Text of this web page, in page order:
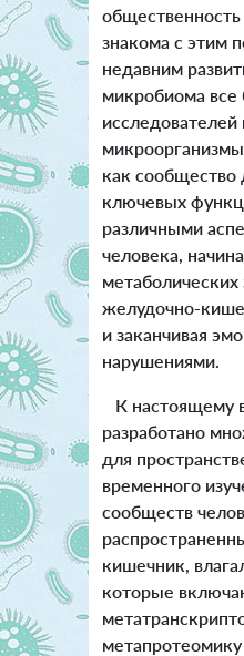
знакома с этим
недавним
микробиома
исследователей
как сообщество
ключевых
различными
человека,
метаболических
желудочно-
и заканчивая
нарушениями.
К настоящему
разработано
для
временного
сообществ
кишечник,
которые